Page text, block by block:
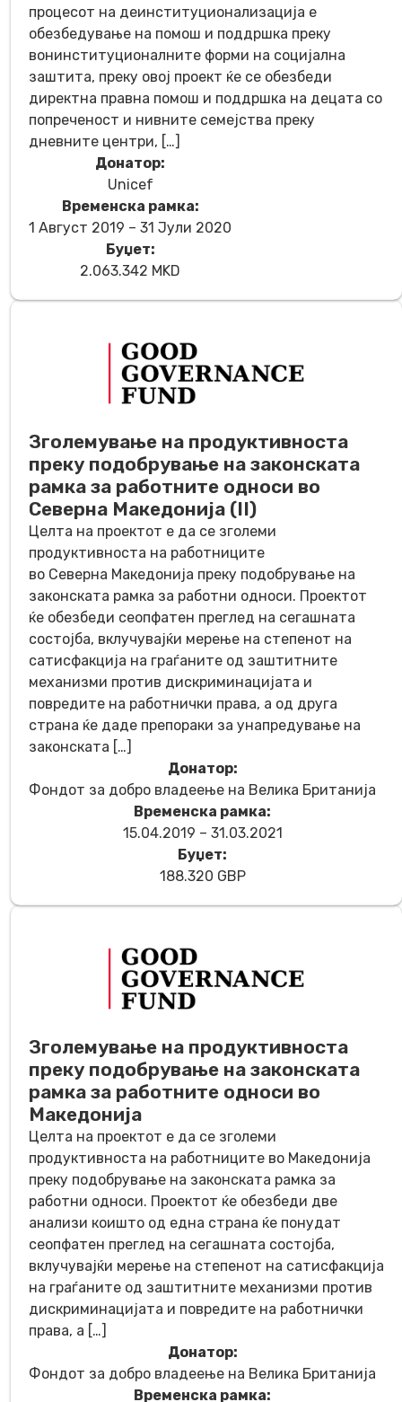
процесот на деинституционализација е
обезбедување на помош и поддршка преку
вонинституционалните форми на социјална
заштита, преку овој проект ќе се обезбеди
директна правна помош и поддршка на децата со
попреченост и нивните семејства преку
дневните центри, […]
Донатор:
Unicef
Временска рамка:
1 Август 2019 – 31 Јули 2020
Буџет:
2.063.342 MKD
Зголемување на продуктивноста
преку подобрување на законската
рамка за работните односи во
Северна Македонија (II)
Целта на проектот е да се зголеми
продуктивноста на работниците
во Северна Македонија преку подобрување на
законската рамка за работни односи. Проектот
ќе обезбеди сеопфатен преглед на сегашната
состојба, вклучувајќи мерење на степенот на
сатисфакција на граѓаните од заштитните
механизми против дискриминацијата и
повредите на работнички права, а од друга
страна ќе даде препораки за унапредување на
законската […]
Донатор:
Фондот за добро владеење на Велика Британија
Временска рамка:
15.04.2019 – 31.03.2021
Буџет:
188.320 GBP
Зголемување на продуктивноста
преку подобрување на законската
рамка за работните односи во
Македонија
Целта на проектот е да се зголеми
продуктивноста на работниците во Македонија
преку подобрување на законската рамка за
работни односи. Проектот ќе обезбеди две
анализи коишто од една страна ќе понудат
сеопфатен преглед на сегашната состојба,
вклучувајќи мерење на степенот на сатисфакција
на граѓаните од заштитните механизми против
дискриминацијата и повредите на работнички
права, а […]
Донатор:
Фондот за добро владеење на Велика Британија
Временска рамка: